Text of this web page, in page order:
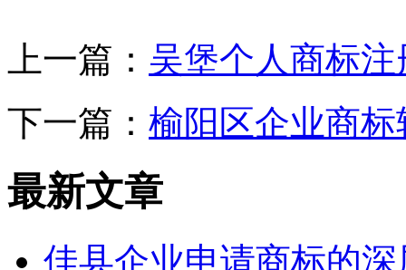
上一篇： 吴堡个人商标
下一篇： 榆阳区企业商
最新文章
佳县企业申请商标的